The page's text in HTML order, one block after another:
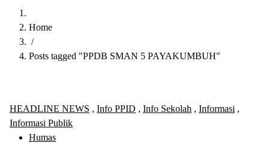
Home
/
Posts tagged "PPDB SMAN 5 PAYAKUMBUH"
HEADLINE NEWS , Info PPID , Info Sekolah , Informasi ,
Informasi Publik
Humas